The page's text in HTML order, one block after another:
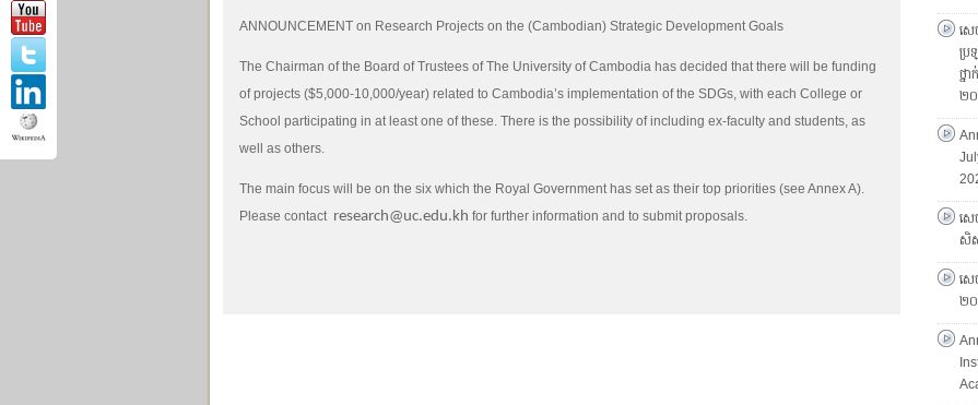
ANNOUNCEMENT on Research Projects on the (Cambodian) Strategic Development Goals
The Chairman of the Board of Trustees of The University of Cambodia has decided that there will be funding
of projects ($5,000-10,000/year) related to Cambodia’s implementation of the SDGs, with each College or
School participating in at least one of these. There is the possibility of including ex-faculty and students, as
well as others.
The main focus will be on the six which the Royal Government has set as their top priorities (see Annex A).
Please contact research@uc.edu.kh for further information and to submit proposals.
សេ
ប្រ
ថ្ន
២
សេ
សិស្
សេ
២